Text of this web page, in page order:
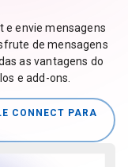
e envie mensagens
de mensagens
as vantagens do
e add-ons.
CONNECT PARA